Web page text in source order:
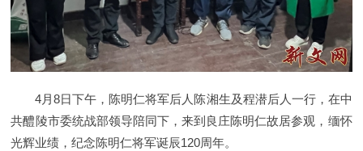
4月8日下午，陈明仁将军后人陈湘生及程潜后人一行，在中
共醴陵市委统战部领导陪同下，来到良庄陈明仁故居参观，缅怀
光辉业绩，纪念陈明仁将军诞辰120周年。